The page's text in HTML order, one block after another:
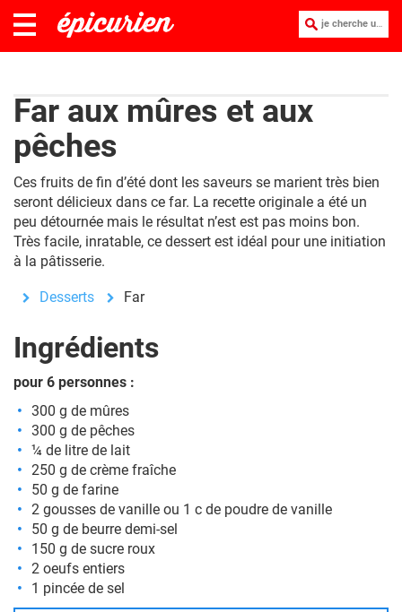
je cherche une recette :
Far aux mûres et aux
pêches
Ces fruits de fin d’été dont les saveurs se marient très bien
seront délicieux dans ce far. La recette originale a été un
peu détournée mais le résultat n’est est pas moins bon.
Très facile, inratable, ce dessert est idéal pour une initiation
à la pâtisserie.
Desserts Far
Ingrédients
pour 6 personnes :
300 g de mûres
300 g de pêches
¼ de litre de lait
250 g de crème fraîche
50 g de farine
2 gousses de vanille ou 1 c de poudre de vanille
50 g de beurre demi-sel
150 g de sucre roux
2 oeufs entiers
1 pincée de sel